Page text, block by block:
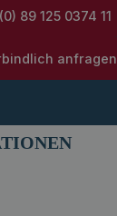
89 125 0374 11
anfragen